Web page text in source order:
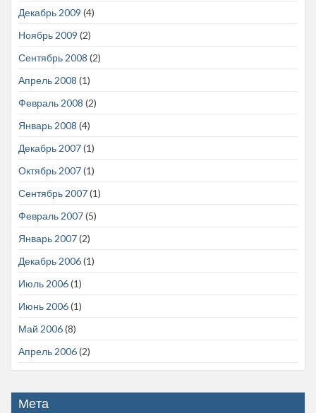
Декабрь 2009 (4)
Ноябрь 2009 (2)
Сентябрь 2008 (2)
Апрель 2008 (1)
Февраль 2008 (2)
Январь 2008 (4)
Декабрь 2007(1)
Октябрь 2007(1)
Сентябрь 2007(1)
Февраль 2007(5)
Январь 2007(2)
Декабрь 2006(1)
Июль 2006(1)
Июнь 2006(1)
Май 2006(8)
Апрель 2006(2)
Мета